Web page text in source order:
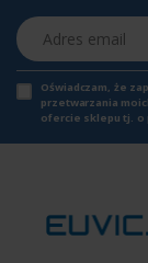
Adres email
Oświadczam, że
przetwarzania
ofercie sklepu tj. o